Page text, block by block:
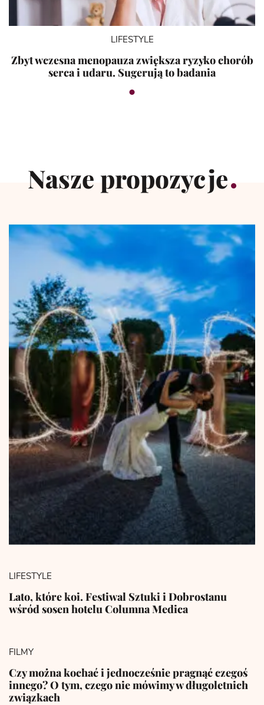
LIFESTYLE
Zbyt wczesna menopauza zwiększa ryzyko chorób
serca i udaru. Sugerują to badania
Nasze propozycje
LIFESTYLE
Lato, które koi. Festiwal Sztuki i Dobrostanu
wśród sosen hotelu Columna Medica
FILMY
Czy można kochać i jednocześnie pragnąć czegoś
innego? O tym, czego nie mówimy w długoletnich
związkach